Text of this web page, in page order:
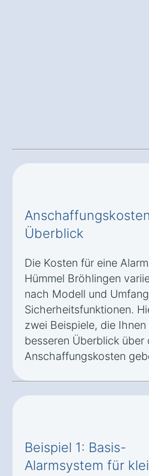
Überblick
Die Kosten für eine
Hümmel Bröhlingen
nach Modell und
Sicherheitsfunktionen.
zwei Beispiele, die Ihnen
besseren Überblick über
Anschaffungskosten
Beispiel 1: Basis-
Alarmsystem für